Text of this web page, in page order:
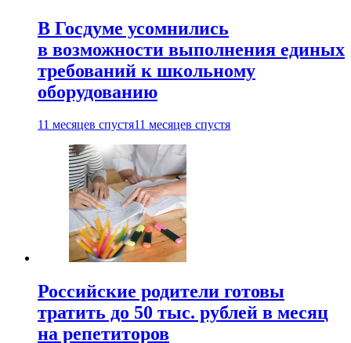
В Госдуме усомнились
в возможности выполнения единых
требований к школьному
оборудованию
11 месяцев спустя11 месяцев спустя
Российские родители готовы
тратить до 50 тыс. рублей в месяц
на репетиторов